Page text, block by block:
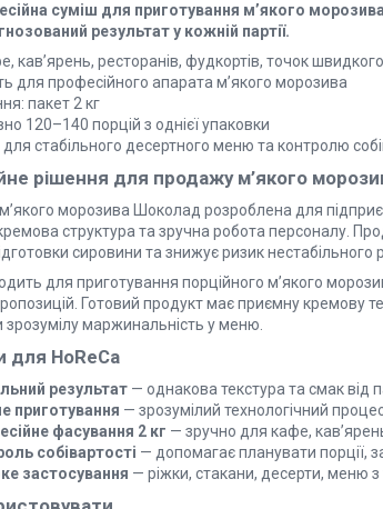
суміш для приготування м’якого
результат у кожній партії.
кав’ярень, ресторанів, фудкортів, точок
для професійного апарата м’якого морозива
пакет 2 кг
120–140 порцій з однієї упаковки
стабільного десертного меню та контролю
рішення для продажу м’якого
морозива Шоколад розроблена для
структура та зручна робота персоналу.
сировини та знижує ризик
для приготування порційного м’якого
Готовий продукт має приємну кремову
маржинальність у меню.
для HoReCa
результат — однакова текстура та смак від
приготування — зрозумілий технологічний
фасування 2 кг — зручно для кафе,
собівартості — допомагає планувати порції,
застосування — ріжки, стакани, десерти, меню